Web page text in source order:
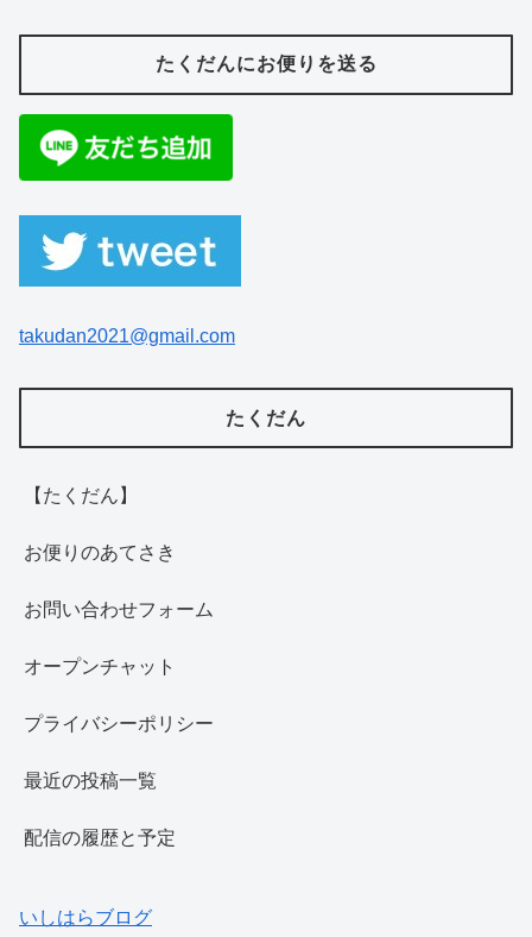
たくだんにお便りを送る
takudan2021@gmail.com
たくだん
【たくだん】
お便りのあてさき
お問い合わせフォーム
オープンチャット
プライバシーポリシー
最近の投稿一覧
配信の履歴と予定
いしはらブログ